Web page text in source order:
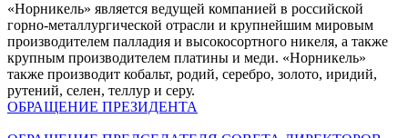
«Норникель» является ведущей компанией в российской
горно-металлургической отрасли и крупнейшим мировым
производителем палладия и высокосортного никеля, а также
крупным производителем платины и меди. «Норникель»
также производит кобальт, родий, серебро, золото, иридий,
рутений, селен, теллур и серу.
ОБРАЩЕНИЕ ПРЕЗИДЕНТА